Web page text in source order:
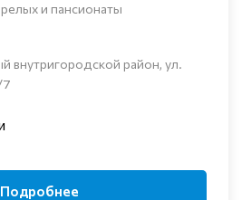
и пансионаты
внутригородской район, ул.
7
Подробнее